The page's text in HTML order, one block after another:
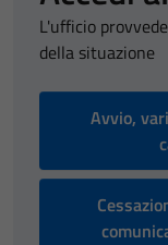
L'ufficio
della situazione
Avvio,